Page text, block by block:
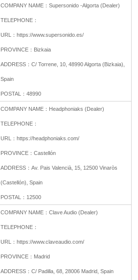
COMPANY NAME： Supersonido -Algorta (Dealer)
TELEPHONE：
URL： https://www.supersonido.es/
PROVINCE： Bizkaia
ADDRESS： C/ Torrene, 10, 48990 Algorta (Bizkaia),
Spain
POSTAL： 48990
COMPANY NAME： Headphoniaks (Dealer)
TELEPHONE：
URL： https://headphoniaks.com/
PROVINCE： Castellón
ADDRESS： Av. Pais Valencià, 15, 12500 Vinaròs
(Castellón), Spain
POSTAL： 12500
COMPANY NAME： Clave Audio (Dealer)
TELEPHONE：
URL： https://www.claveaudio.com/
PROVINCE： Madrid
ADDRESS： C/ Padilla, 68, 28006 Madrid, Spain